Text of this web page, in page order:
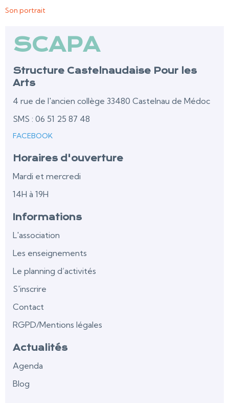
Son portrait
SCAPA
Structure Castelnaudaise Pour les
Arts
4 rue de l'ancien collège 33480 Castelnau de Médoc
SMS : 06 51 25 87 48
FACEBOOK
Horaires d'ouverture
Mardi et mercredi
14H à 19H
Informations
L'association
Les enseignements
Le planning d’activités
S'inscrire
Contact
RGPD/Mentions légales
Actualités
Agenda
Blog